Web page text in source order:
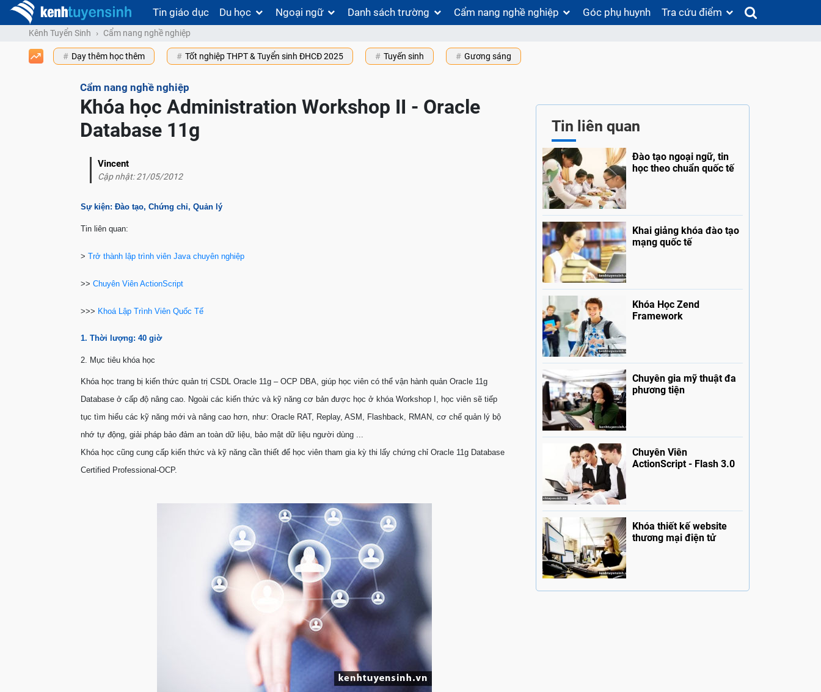
Tin giáo dục Du học Ngoại ngữ Danh sách trường Cẩm nang nghề nghiệp Góc phụ huynh Tra cứu điểm
Kênh Tuyển Sinh Cẩm nang nghề nghiệp
Dạy thêm học thêm Tốt nghiệp THPT & Tuyển sinh ĐHCĐ 2025 Tuyến sinh Gương sáng
Cẩm nang nghề nghiệp
Khóa học Administration Workshop II - Oracle
Database 11g
Vincent
Cập nhật: 21/05/2012
Sự kiện: Đào tạo, Chứng chỉ, Quản lý
Tin liên quan:
> Trở thành lập trình viên Java chuyên nghiệp
>> Chuyên Viên ActionScript
>>> Khoá Lập Trình Viên Quốc Tế
1. Thời lượng: 40 giờ
2. Mục tiêu khóa học
Khóa học trang bị kiến thức quản trị CSDL Oracle 11g – OCP DBA, giúp học viên có thể vận hành quản Oracle 11g
Database ở cấp độ nâng cao. Ngoài các kiến thức và kỹ năng cơ bản được học ở khóa Workshop I, học viên sẽ tiếp
tục tìm hiểu các kỹ năng mới và nâng cao hơn, như: Oracle RAT, Replay, ASM, Flashback, RMAN, cơ chế quản lý bộ
nhớ tự động, giải pháp bảo đảm an toàn dữ liệu, bảo mật dữ liệu người dùng ...
Khóa học cũng cung cấp kiến thức và kỹ năng cần thiết để học viên tham gia kỳ thi lấy chứng chỉ Oracle 11g Database
Certified Professional-OCP.
Tin liên quan
Đào tạo ngoại ngữ, tin
học theo chuẩn quốc tế
Khai giảng khóa đào tạo
mạng quốc tế
Khóa Học Zend
Framework
Chuyên gia mỹ thuật đa
phương tiện
Chuyên Viên
ActionScript - Flash 3.0
Khóa thiết kế website
thương mại điện tử